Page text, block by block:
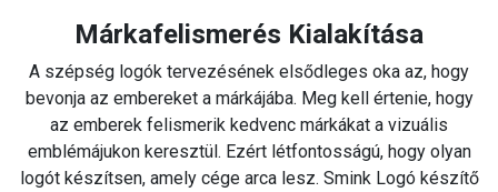
Márkafelismerés Kialakítása
A szépség logók tervezésének elsődleges oka az, hogy
bevonja az embereket a márkájába. Meg kell értenie, hogy
az emberek felismerik kedvenc márkákat a vizuális
emblémájukon keresztül. Ezért létfontosságú, hogy olyan
logót készítsen, amely cége arca lesz. Smink Logó készítő